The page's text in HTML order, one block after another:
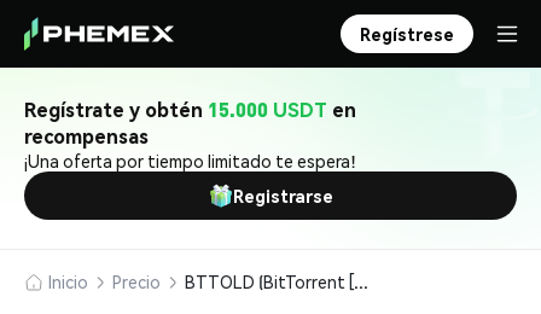
Regístrese
Regístrate y obtén 15.000 USDT en
recompensas
¡Una oferta por tiempo limitado te espera!
Registrarse
Inicio Precio BTTOLD (BitTorrent [OLD])